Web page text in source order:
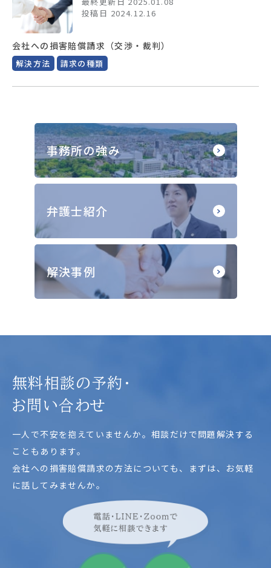
投稿日 2024.12.16
会社への損害賠償請求（交渉・裁判）
解決方法 請求の種類
事務所の強み
弁護士紹介
解決事例
無料相談の予約・
お問い合わせ
一人で不安を抱えていませんか。相談だけで問題解決する
こともあります。
会社への損害賠償請求の方法についても、
まずは、お気軽
に話してみませんか。